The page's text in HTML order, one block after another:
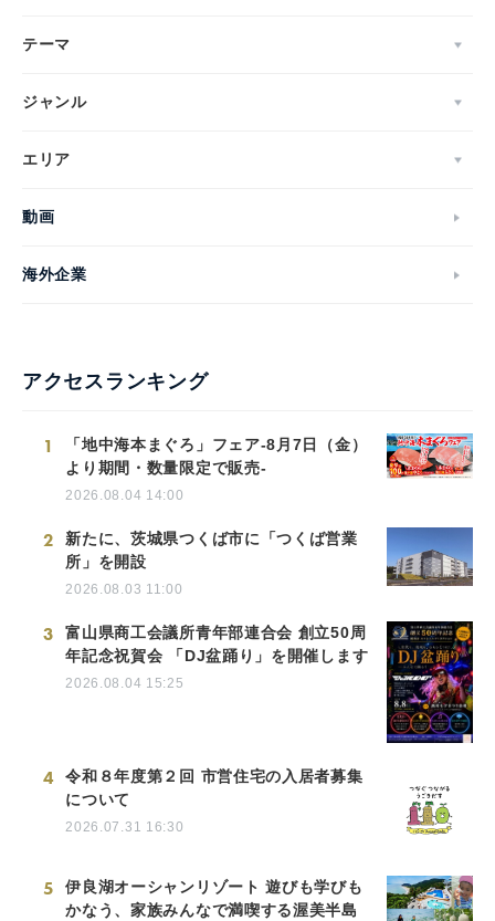
テーマ
ジャンル
エリア
動画
海外企業
アクセスランキング
1
「地中海本まぐろ」フェア-8月7日（金）
より期間・数量限定で販売-
2026.08.04 14:00
2
新たに、茨城県つくば市に「つくば営業
所」を開設
2026.08.03 11:00
3
富山県商工会議所青年部連合会 創立50周
年記念祝賀会 「DJ盆踊り」を開催します
2026.08.04 15:25
4
令和８年度第２回 市営住宅の入居者募集
について
2026.07.31 16:30
5
伊良湖オーシャンリゾート 遊びも学びも
かなう、家族みんなで満喫する渥美半島